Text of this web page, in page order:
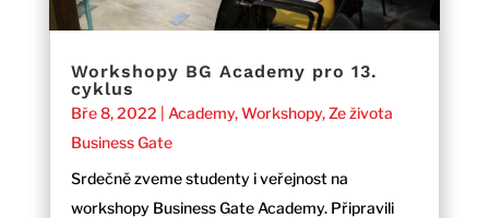
Workshopy BG Academy pro 13.
cyklus
Bře 8, 2022 | Academy,Workshopy,Ze života
Business Gate
Srdečně zveme studenty i veřejnost na
workshopy Business Gate Academy. Připravili